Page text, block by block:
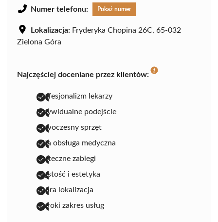
Numer telefonu: Pokaż numer
Lokalizacja: Fryderyka Chopina 26C, 65-032
Zielona Góra
Najczęściej doceniane przez klientów:
profesjonalizm lekarzy
indywidualne podejście
nowoczesny sprzęt
miła obsługa medyczna
skuteczne zabiegi
czystość i estetyka
dobra lokalizacja
szeroki zakres usług